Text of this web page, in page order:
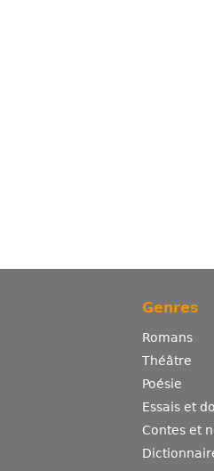
Genres
Romans
Théâtre
Poésie
Essais et
Contes et